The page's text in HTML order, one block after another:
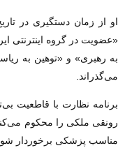
«عضویت در گروه اینترنتی
می‌گذراند.
برنامه نظارت با قاطعیت
رونقی ملکی را محکوم
مناسب پزشکی برخوردار